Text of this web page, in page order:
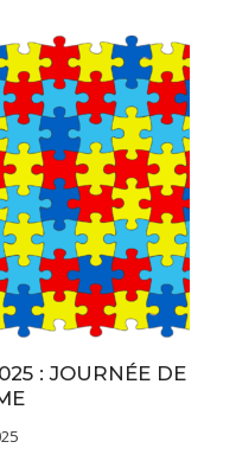
: JOURNÉE DE